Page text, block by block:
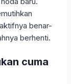
benar-
berhenti.
cuma